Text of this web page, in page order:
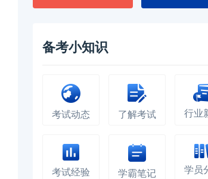
备考小知识
考试动态 了解考试 行业
考试经验 学霸笔记 学员